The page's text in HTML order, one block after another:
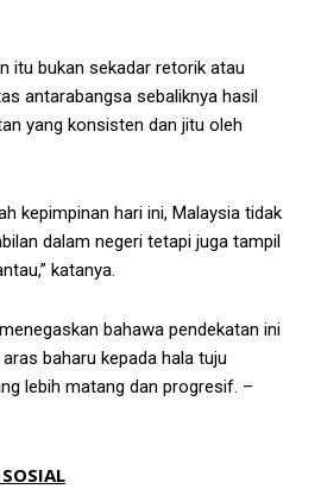
itu bukan sekadar retorik atau
antarabangsa sebaliknya hasil
yang konsisten dan jitu oleh
kepimpinan hari ini, Malaysia tidak
dalam negeri tetapi juga tampil
katanya.
bahawa pendekatan ini
baharu kepada hala tuju
lebih matang dan progresif. –